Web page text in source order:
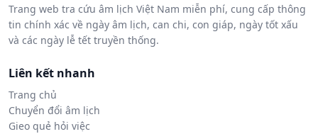
Trang web tra cứu âm lịch Việt Nam miễn phí, cung cấp thông
tin chính xác về ngày âm lịch, can chi, con giáp, ngày tốt xấu
và các ngày lễ tết truyền thống.
Liên kết nhanh
Trang chủ
Chuyển đổi âm lịch
Gieo quẻ hỏi việc